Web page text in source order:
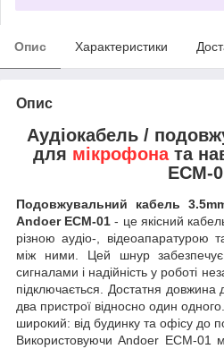
Опис Характеристики
Опис
Аудіокабель /
для мікрофоната
ECM-
Подовжувальний кабель
Andoer ECM-01 - це якісний
різною аудіо-, відеоапаратурою
між ними. Цей шнур забезпечує
сигналами і надійність у роботі
підключається. Достатня довжина
два пристрої відносно один
широкий: від будинку та офісу до
Використовуючи Andoer ECM-